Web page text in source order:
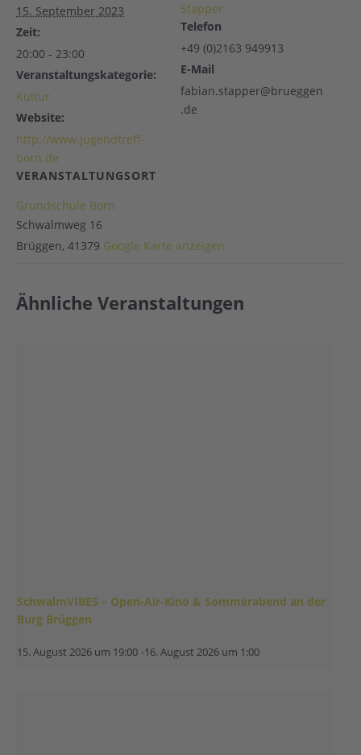
15. September 2023
Zeit:
20:00 - 23:00
Veranstaltungskategorie:
Kultur
Website:
http://www.jugendtreff-
born.de
VERANSTALTUNGSORT
Grundschule Born
Schwalmweg 16
Brüggen, 41379 Google Karte anzeigen
Stapper
Telefon
+49 (0)2163 949913
E-Mail
fabian.stapper@brueggen
.de
Ähnliche Veranstaltungen
SchwalmVIBES – Open-Air-Kino & Sommerabend an der
Burg Brüggen
15. August 2026 um 19:00 -16. August 2026 um 1:00